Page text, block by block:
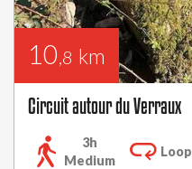
10,8 km
Circuit autour du Verraux
3h
Medium
Loop